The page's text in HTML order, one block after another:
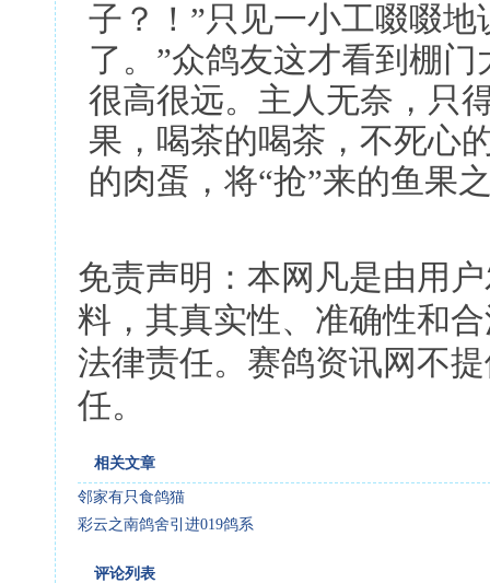
子？！”只见一小工啜啜
了。”众鸽友这才看到棚
很高很远。主人无奈，只
果，喝茶的喝茶，不死心
的肉蛋，将“抢”来的鱼果
免责声明：本网凡是由用
料，其真实性、准确性和
法律责任。赛鸽资讯网不
任。
相关文章
邻家有只食鸽猫
彩云之南鸽舍引进019鸽系
评论列表